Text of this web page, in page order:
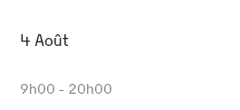
4 Août
9h00 - 20h00